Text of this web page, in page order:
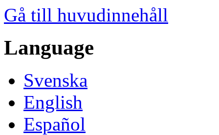
Gå till huvudinnehåll
Language
Svenska
English
Español